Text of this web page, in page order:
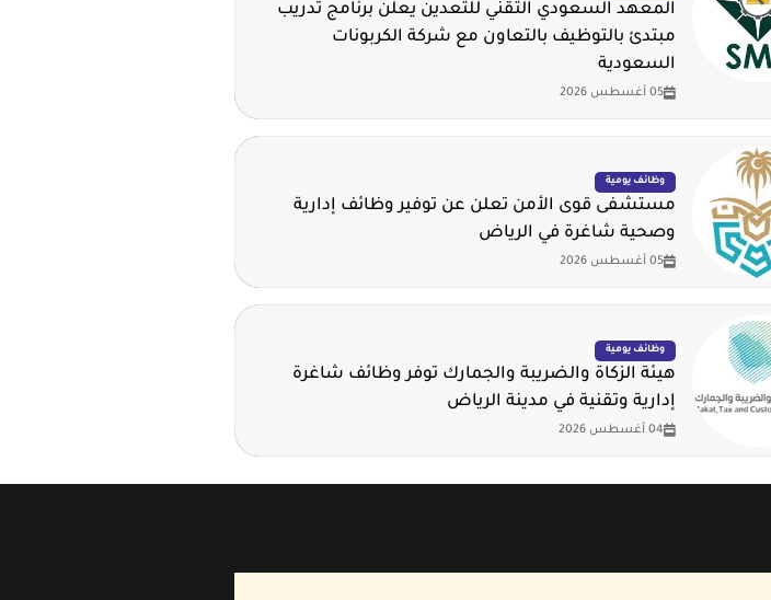
المعهد السعودي التقني للتعدين يعلن برنامج تدريب
مبتدئ بالتوظيف بالتعاون مع شركة الكربونات
السعودية
05 أغسطس 2026
وظائف يومية
مستشفى قوى الأمن تعلن عن توفير وظائف إدارية
وصحية شاغرة في الرياض
05 أغسطس 2026
وظائف يومية
هيئة الزكاة والضريبة والجمارك توفر وظائف شاغرة
إدارية وتقنية في مدينة الرياض
04 أغسطس 2026